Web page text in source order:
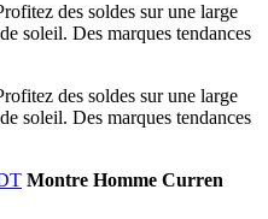
des soldes sur une large
soleil. Des marques tendances
des soldes sur une large
soleil. Des marques tendances
Montre Homme Curren